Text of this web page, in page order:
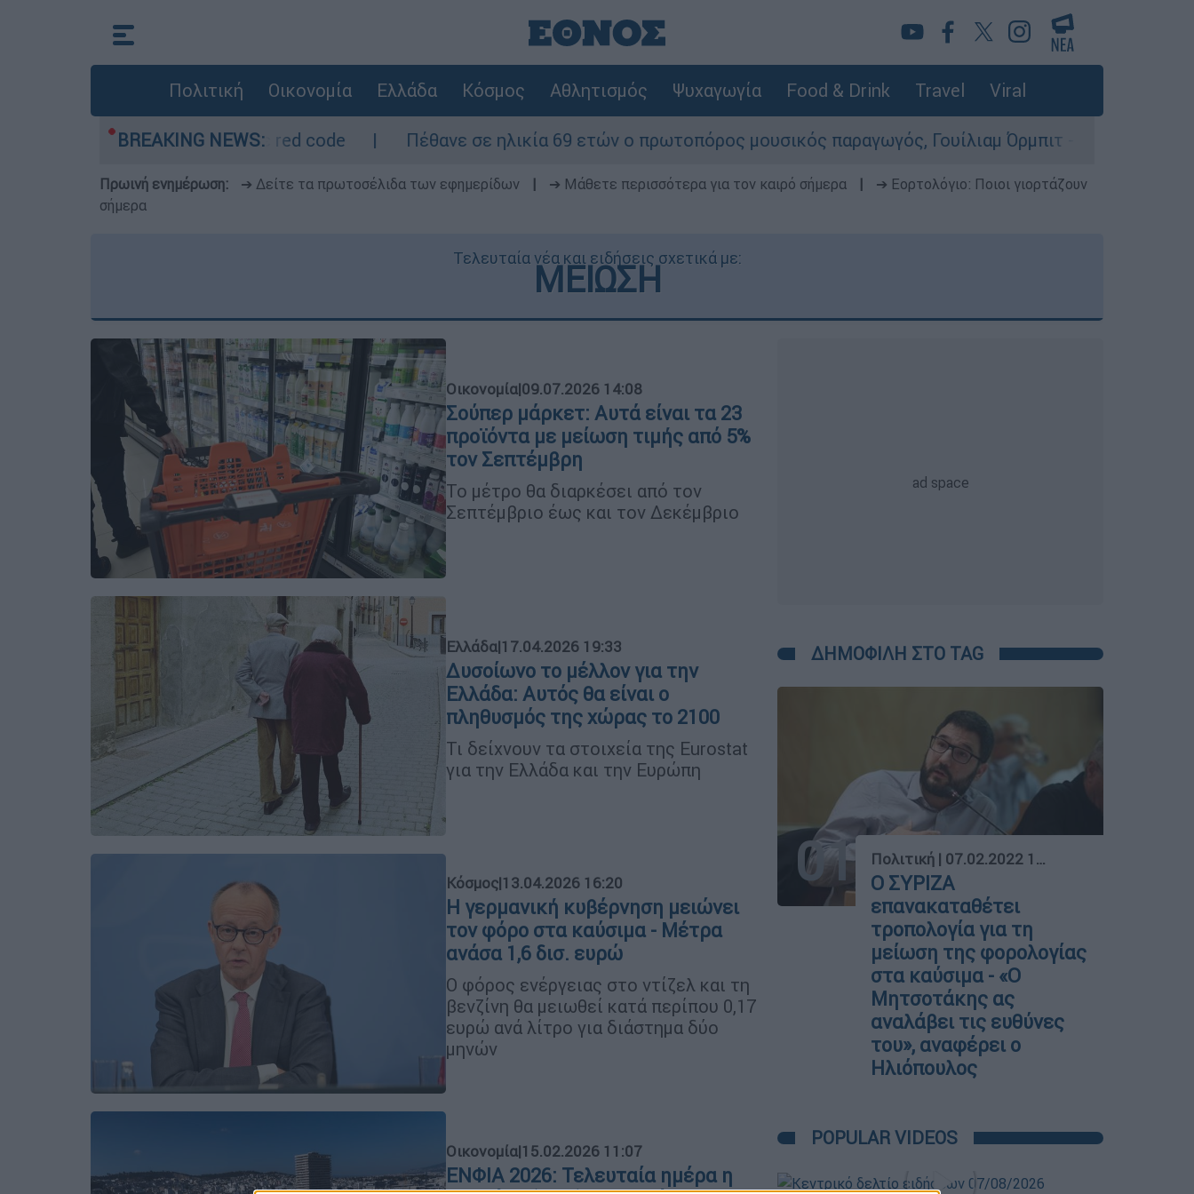
Πολιτική Οικονομία Ελλάδα Κόσμος Αθλητισμός Ψυχαγωγία Food & Drink Travel Viral
BREAKING NEWS:
περιοχές σε red code Πέθανε σε ηλικία 69 ετών ο πρωτοπόρος μουσικός παραγωγός, Γουίλιαμ Όρμπιτ - Η καθοριστική συμβολή του
Πρωινή ενημέρωση: ➔ Δείτε τα πρωτοσέλιδα των εφημερίδων ➔ Μάθετε περισσότερα για τον καιρό σήμερα
➔ Εορτολόγιο: Ποιοι γιορτάζουν
σήμερα
Τελευταία νέα και ειδήσεις σχετικά με:
ΜΕΙΩΣΗ
Οικονομία|09.07.2026 14:08
Σούπερ μάρκετ: Αυτά είναι τα 23
προϊόντα με μείωση τιμής από 5%
τον Σεπτέμβρη
Το μέτρο θα διαρκέσει από τον
Σεπτέμβριο έως και τον Δεκέμβριο
Ελλάδα|17.04.2026 19:33
Δυσοίωνο το μέλλον για την
Ελλάδα: Αυτός θα είναι ο
πληθυσμός της χώρας το 2100
Τι δείχνουν τα στοιχεία της Eurostat
για την Ελλάδα και την Ευρώπη
Κόσμος|13.04.2026 16:20
Η γερμανική κυβέρνηση μειώνει
τον φόρο στα καύσιμα - Μέτρα
ανάσα 1,6 δισ. ευρώ
Ο φόρος ενέργειας στο ντίζελ και τη
βενζίνη θα μειωθεί κατά περίπου 0,17
ευρώ ανά λίτρο για διάστημα δύο
μηνών
Οικονομία|15.02.2026 11:07
ΕΝΦΙΑ 2026: Τελευταία ημέρα η
ΔΗΜΟΦΙΛΗ ΣΤΟ TAG
01 Πολιτική | 07.02.2022 18:06
Ο ΣΥΡΙΖΑ
επανακαταθέτει
τροπολογία για τη
μείωση της φορολογίας
στα καύσιμα - «Ο
Μητσοτάκης ας
αναλάβει τις ευθύνες
του», αναφέρει ο
Ηλιόπουλος
POPULAR VIDEOS